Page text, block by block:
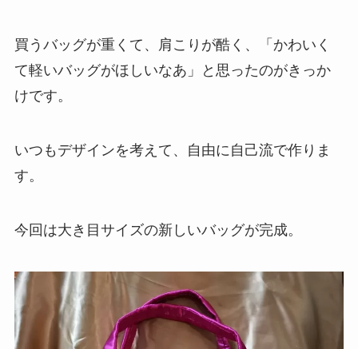
買うバッグが重くて、肩こりが酷く、「かわいく
て軽いバッグがほしいなあ」と思ったのがきっか
けです。
いつもデザインを考えて、自由に自己流で作りま
す。
今回は大き目サイズの新しいバッグが完成。